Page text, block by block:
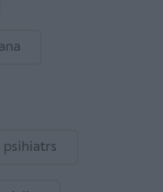
psihiatrs